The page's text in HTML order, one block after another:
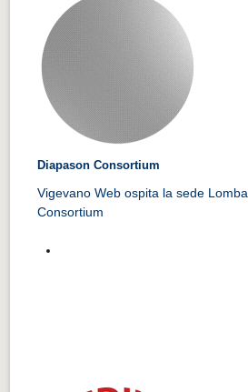
Diapason Consortium
Vigevano Web ospita la sede
Consortium